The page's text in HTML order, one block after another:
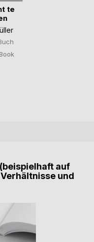
te
auf
und